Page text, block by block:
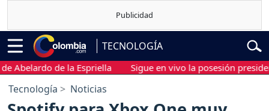
TECNOLOGÍA
de la Espriella Sigue en vivo la posesión
Tecnología Noticias